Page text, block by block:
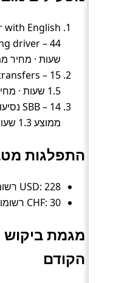
with English
שעות · מחיר
1.5 שעות · מחיר ממוצע ~1022 ₪
ממוצע 1.3 שעות
התפלגות
USD: 228 רשומות (כ־88%).
CHF: 30 רשומות (כ־12%).
מגמת
הקודם